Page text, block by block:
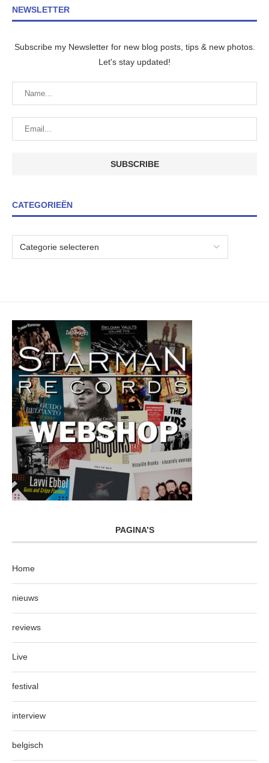
NEWSLETTER
Subscribe my Newsletter for new blog posts, tips & new photos.
Let's stay updated!
CATEGORIEËN
PAGINA’S
Home
nieuws
reviews
Live
festival
interview
belgisch